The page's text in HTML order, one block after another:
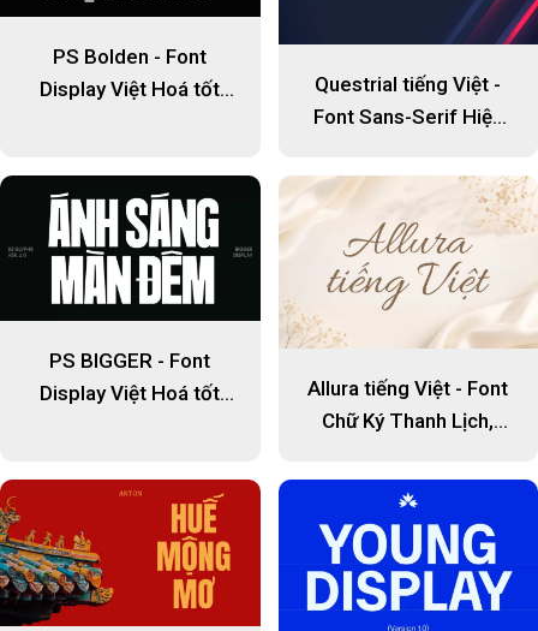
PS Bolden - Font
Display Việt Hoá tốt
Questrial tiếng Việt -
Font Sans-Serif Hiện
Lịch
PS BIGGER - Font
Display Việt Hoá tốt
Allura tiếng Việt - Font
Chữ Ký Thanh Lịch,